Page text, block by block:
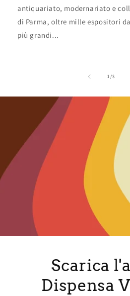
antiquariato, modernariato e
di Parma, oltre mille espositori
più grandi...
1/su
3
Scarica
Dispensa